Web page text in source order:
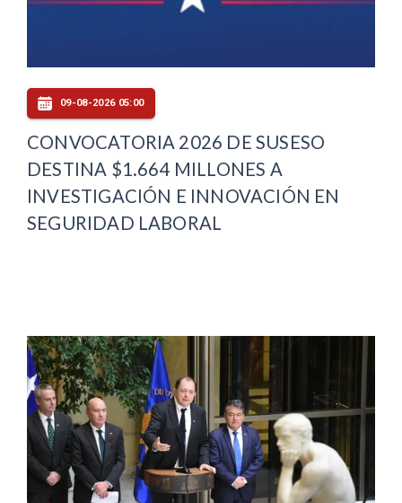
09-08-2026 05:00
CONVOCATORIA 2026 DE SUSESO
DESTINA $1.664 MILLONES A
INVESTIGACIÓN E INNOVACIÓN EN
SEGURIDAD LABORAL